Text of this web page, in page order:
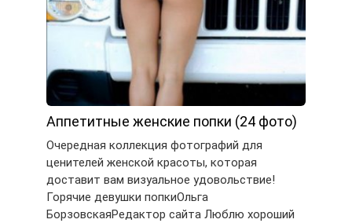
Аппетитные женские попки (24 фото)
Очередная коллекция фотографий для
ценителей женской красоты, которая
доставит вам визуальное удовольствие!
Горячие девушки попкиОльга
БорзовскаяРедактор сайта Люблю хороший